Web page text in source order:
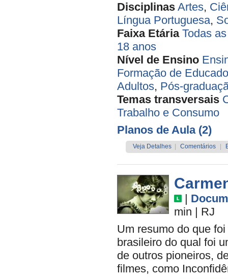
Disciplinas Artes,
Língua Portuguesa,
Faixa Etária Todas
18 anos
Nível de Ensino
Formação de
Adultos, Pós-
Temas transversais
Trabalho e Consumo
Planos de Aula (2)
Veja Detalhes Comentários
|
min | RJ
Um resumo do que
brasileiro do qual foi
de outros pioneiros,
filmes, como